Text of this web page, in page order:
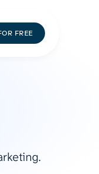
FREE